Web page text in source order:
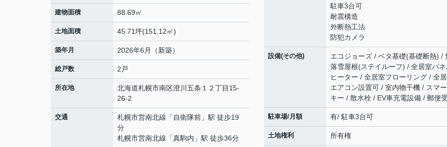
建物面積 88.69㎡
土地面積 45.71坪(151.12㎡)
築年月 2026年6月（新築）
総戸数 2戸
所在地 北海道札幌市南区澄川五条 １２丁目15-
26-2
交通 札幌市営南北線 「 自衛隊前 」駅 徒歩19
分
札幌市営南北線 「真駒内 」駅 徒歩36分
駐車3台可
耐震構造
外断熱工法
防犯カメラ
設備(その他)
エコジョーズ / ベタ基礎(基礎断熱) /
落雪屋根(ステイルーフ) / 全居室パ
ヒーター / 全居室フローリング / 全
エアコン設置可 / 室内物干機 / スマ
キー / 散水栓 / EV車充電設備 / 郵便
駐車場/月額 有/ 駐車3台可
土地権利 所有権